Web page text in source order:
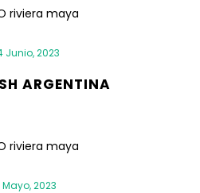
Junio, 2023
ARGENTINA
Mayo, 2023